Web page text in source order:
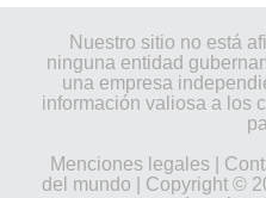
Nuestro sitio no está
ninguna entidad
una empresa
información valiosa a los
Menciones legales
del mundo | Copyright ©